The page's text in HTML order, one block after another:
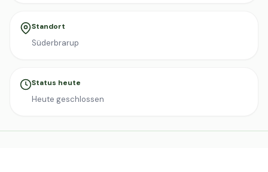
Standort
Süderbrarup
Status heute
Heute geschlossen